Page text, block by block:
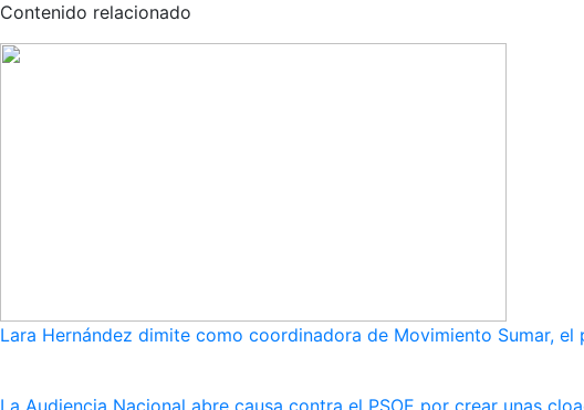
Contenido relacionado
Lara Hernández dimite como coordinadora de Movimiento Sumar,
La Audiencia Nacional abre causa contra el PSOE por crear unas